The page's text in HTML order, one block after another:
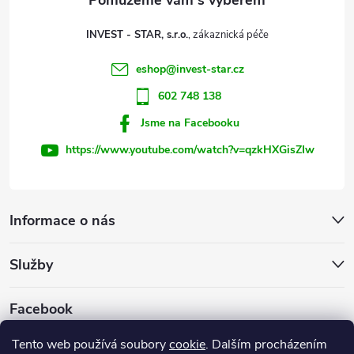
Tento web používá souborycookie. Dalším procházením
Informace o nás
Služby
Facebook
INVEST - STAR, s.r.o.
eshop@invest-star.cz
602 748 138
Jsme na Facebooku
https://www.youtube.com/watch?v=qzkHXGisZIw